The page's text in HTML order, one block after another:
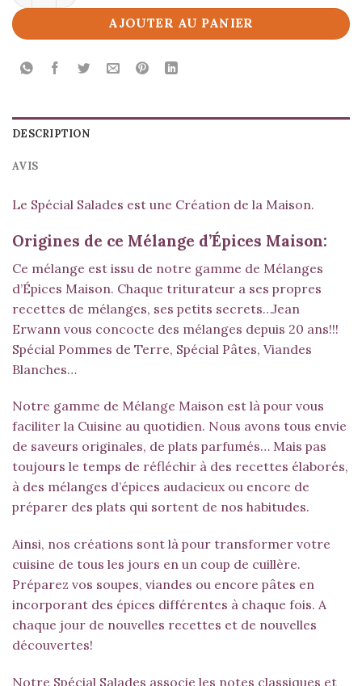
AJOUTER AU PANIER
DESCRIPTION
AVIS
Le Spécial Salades est une Création de la Maison.
Origines de ce Mélange d’Épices Maison:
Ce mélange est issu de notre gamme de Mélanges
d’Épices Maison. Chaque triturateur a ses propres
recettes de mélanges, ses petits secrets…Jean
Erwann vous concocte des mélanges depuis 20 ans!!!
Spécial Pommes de Terre, Spécial Pâtes, Viandes
Blanches…
Notre gamme de Mélange Maison est là pour vous
faciliter la Cuisine au quotidien. Nous avons tous envie
de saveurs originales, de plats parfumés… Mais pas
toujours le temps de réfléchir à des recettes élaborés,
à des mélanges d’épices audacieux ou encore de
préparer des plats qui sortent de nos habitudes.
Ainsi, nos créations sont là pour transformer votre
cuisine de tous les jours en un coup de cuillère.
Préparez vos soupes, viandes ou encore pâtes en
incorporant des épices différentes à chaque fois. A
chaque jour de nouvelles recettes et de nouvelles
découvertes!
Notre Spécial Salades associe les notes classiques et